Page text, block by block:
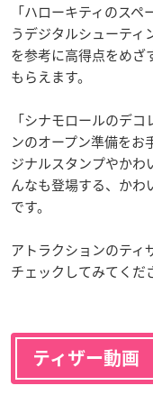
「ハローキティのス
うデジタルシューティ
を参考に高得点をめざ
もらえます。
「シナモロールのデ
ンのオープン準備をお
ジナルスタンプやかわ
んなも登場する、かわ
です。
アトラクションのティ
チェックしてみてくだ
ティザー動画